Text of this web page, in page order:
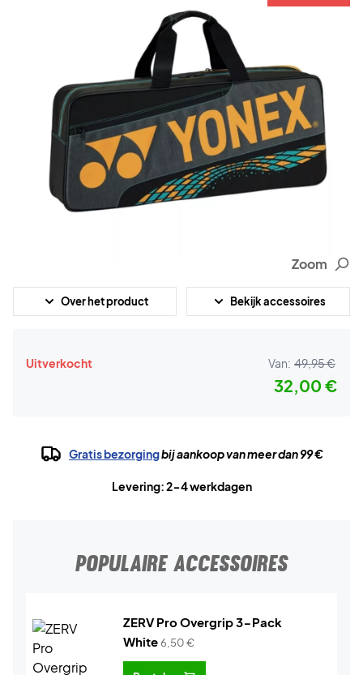
Zoom
Over het product Bekijk accessoires
Uitverkocht Van: 49,95 €
32,00 €
Gratis bezorgingbij aankoop van meer dan 99 €
Levering: 2-4 werkdagen
POPULAIRE ACCESSOIRES
ZERV Pro Overgrip 3-Pack
White6,50€